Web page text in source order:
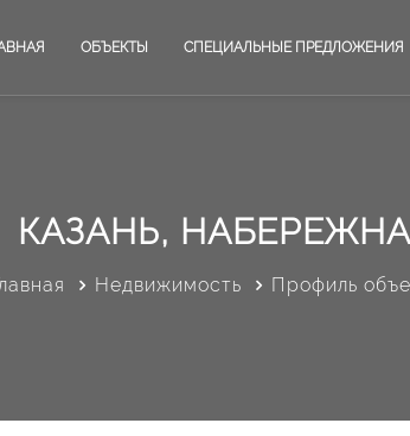
ОБЪЕКТЫ СПЕЦИАЛЬНЫЕ ПРЕДЛОЖЕНИЯ
КАЗАНЬ,
Недвижимость Профиль